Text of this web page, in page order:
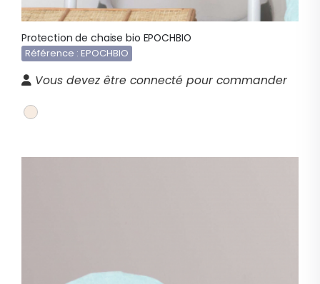
Protection de chaise bio EPOCHBIO
Référence : EPOCHBIO
Vous devez être connecté pour commander